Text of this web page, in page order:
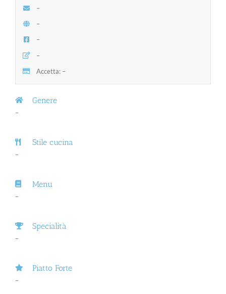
–
–
–
–
Accetta: –
Genere
–
Stile cucina
–
Menu
–
Specialità
–
Piatto Forte
–